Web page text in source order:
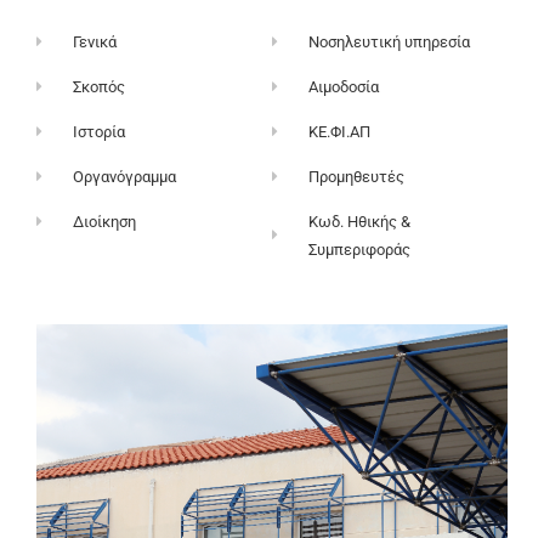
Γενικά
Σκοπός
Ιστορία
Οργανόγραμμα
Διοίκηση
Νοσηλευτική υπηρεσία
Αιμοδοσία
ΚΕ.ΦΙ.ΑΠ
Προμηθευτές
Κωδ. Ηθικής &
Συμπεριφοράς